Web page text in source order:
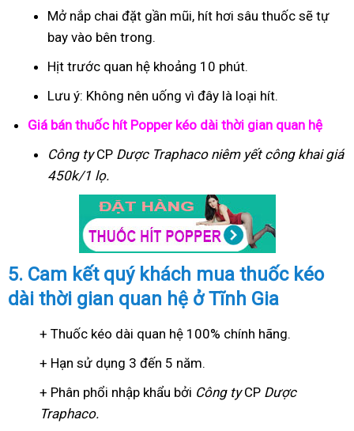
Mở nắp chai đặt gần mũi, hít hơi sâu thuốc sẽ tự
bay vào bên trong.
Hịt trước quan hệ khoảng 10 phút.
Lưu ý: Không nên uống vì đây là loại hít.
Giá bán thuốc hít Popper kéo dài thời gian quan hệ
Công tyCP Dược Traphaconiêm yết công khai giá
450k/1 lọ.
5. Cam kết quý khách mua thuốc kéo
dài thời gian quan hệ ở Tĩnh Gia
+ Thuốc kéo dài quan hệ 100% chính hãng.
+ Hạn sử dụng 3 đến 5 năm.
+ Phân phổi nhập khẩu bởi Công tyCP Dược
Traphaco.